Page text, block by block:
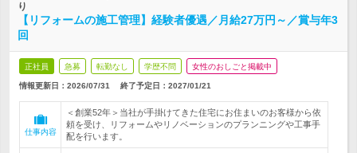
り
【リフォームの施工管理】経験者優遇／月給27万円～／賞与年3
回
正社員 急募 転勤なし 学歴不問 女性のおしごと掲載中
情報更新日：2026/07/31 終了予定日： 2027/01/21
仕事内容
＜創業52年＞当社が手掛けてきた住宅にお住まいのお客様から依
頼を受け、リフォームやリノベーションのプランニングや工事手
配を行います。